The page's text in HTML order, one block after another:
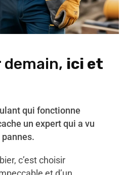
demain, ici et
qui fonctionne
un expert qui a vu
c’est choisir